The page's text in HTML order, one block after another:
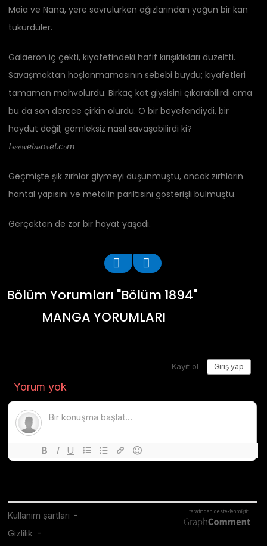
Maia ve Nana, yere savrulurken ağızlarından yoğun bir kan
tükürdüler.
Galaeron iç çekti, kıyafetindeki hafif kırışıklıkları düzeltti.
Savaşmaktan hoşlanmamasının sebebi buydu; kıyafetleri
tamamen mahvolurdu. Birkaç kat giysisini çıkarabilirdi ama
bu da son derece çirkin olurdu. O bir beyefendiydi, bir
haydut değil; gömleksiz nasıl savaşabilirdi ki?
𝘧𝓇𝑒𝑒𝑤ℯ𝑏𝓃𝘰𝑣ℯ𝘭.𝘤ℴ𝘮
Geçmişte şık zırhlar giymeyi düşünmüştü, ancak zırhların
hantal yapısını ve metalin parıltısını gösterişli bulmuştu.
Gerçekten de zor bir hayat yaşadı.
Bölüm Yorumları "Bölüm 1894"
MANGA YORUMLARI